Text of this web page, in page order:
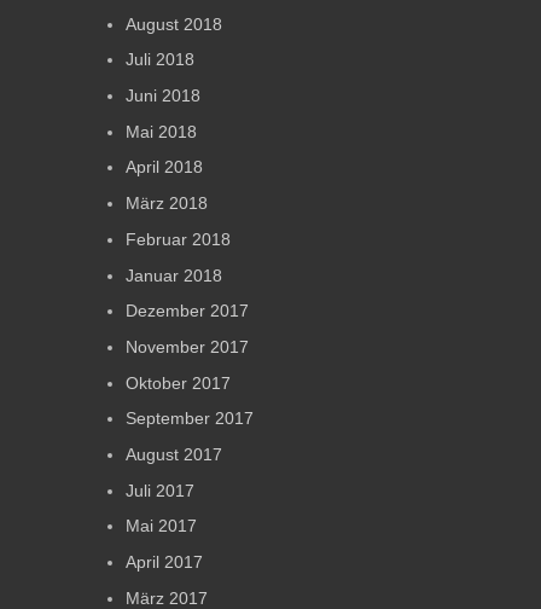
August 2018
Juli 2018
Juni 2018
Mai 2018
April 2018
März 2018
Februar 2018
Januar 2018
Dezember 2017
November 2017
Oktober 2017
September 2017
August 2017
Juli 2017
Mai 2017
April 2017
März 2017